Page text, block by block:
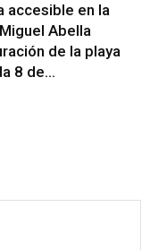
accesible en la
Abella
de la playa
8 de...